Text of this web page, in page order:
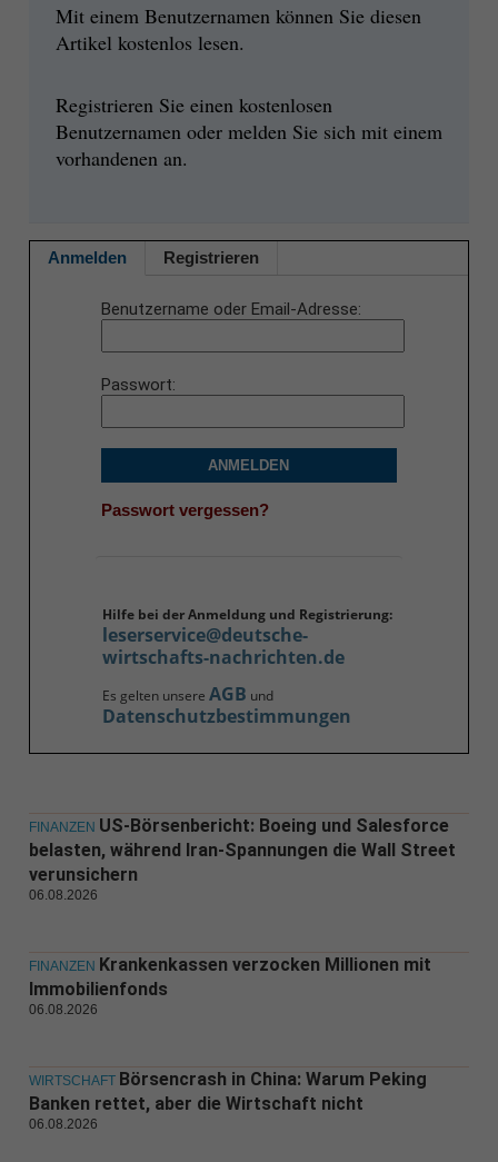
Mit einem Benutzernamen können Sie diesen
Artikel kostenlos lesen.
Registrieren Sie einen kostenlosen
Benutzernamen oder melden Sie sich mit einem
vorhandenen an.
Anmelden Registrieren
Benutzername oder Email-Adresse
Passwort
ANMELDEN
Passwort vergessen?
Hilfe bei der Anmeldung und Registrierung:
leserservice@deutsche-
wirtschafts-nachrichten.de
Es gelten unsere AGB und
Datenschutzbestimmungen
FINANZEN US-Börsenbericht: Boeing und Salesforce
belasten, während Iran-Spannungen die Wall Street
verunsichern
06.08.2026
FINANZEN Krankenkassen verzocken Millionen mit
Immobilienfonds
06.08.2026
WIRTSCHAFT Börsencrash in China: Warum Peking
Banken rettet, aber die Wirtschaft nicht
06.08.2026